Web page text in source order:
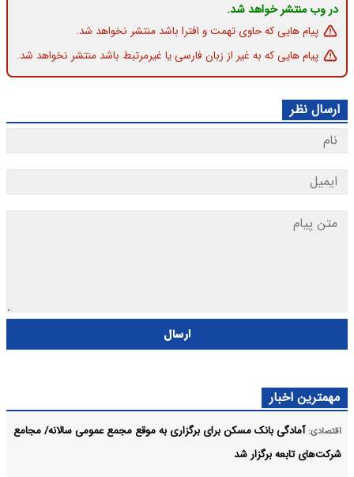
در وب منتشر خواهد شد.
پیام هایی که حاوی تهمت و افترا باشد منتشر نخواهد شد.
پیام هایی که به غیر از زبان فارسی یا غیرمرتبط باشد منتشر نخواهد شد.
ارسال نظر
ارسال
مهمترین اخبار
اقتصادی: آمادگی بانک مسکن برای برگزاری به موقع مجمع عمومی سالانه/ مجامع
شرکت‌های تابعه برگزار شد